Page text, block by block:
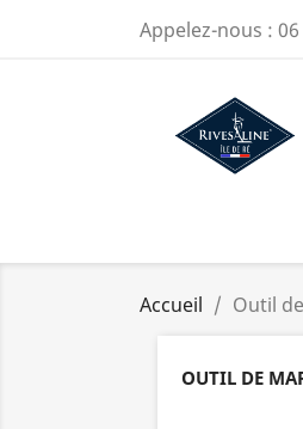
Appelez-nous :
Accueil Outil
OUTIL DE